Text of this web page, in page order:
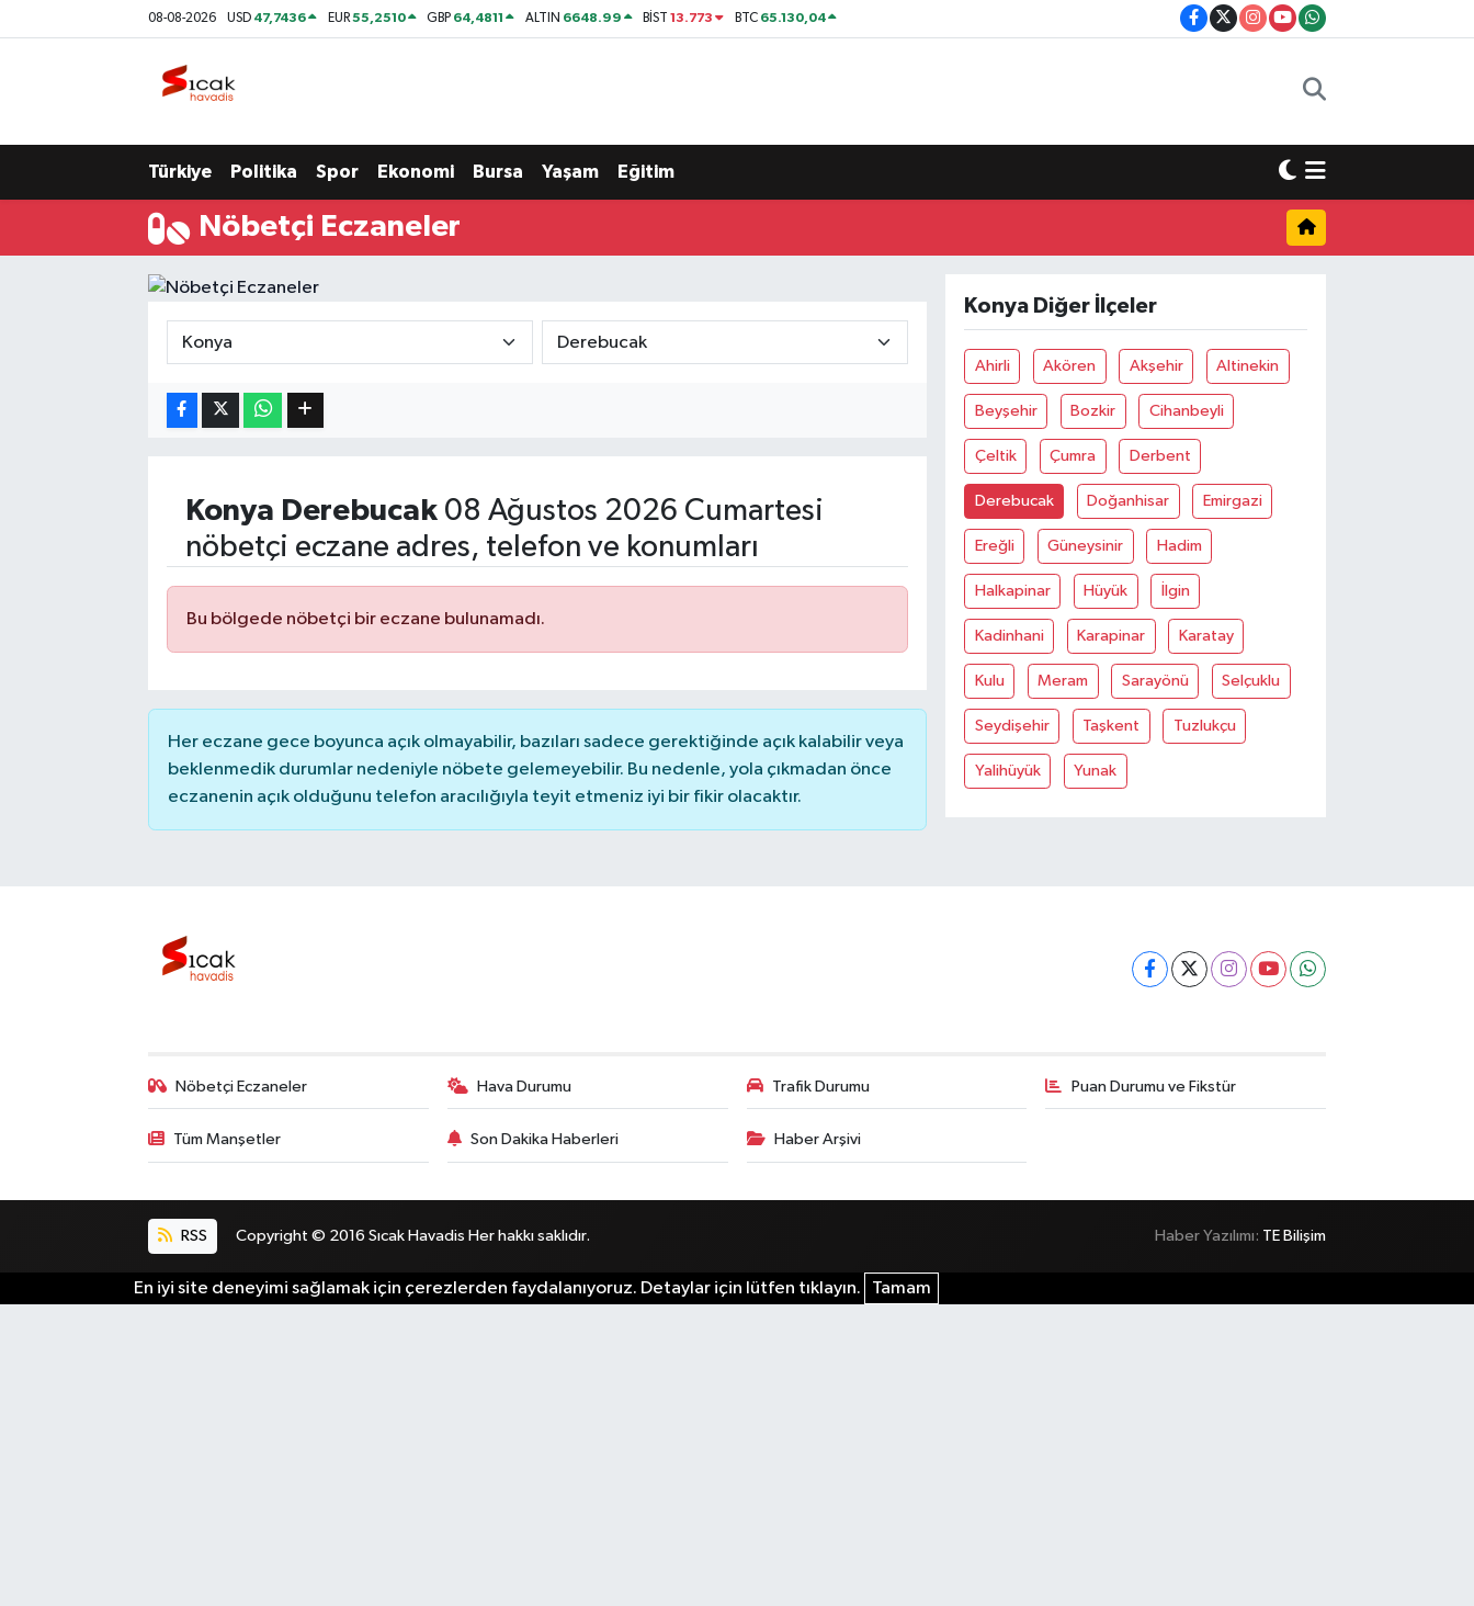
08-08-2026 USD 47,7436 EUR55,2510 GBP 64,4811 ALTIN 6648.99 BİST13.773 BTC 65.130,04
Türkiye Politika Spor Ekonomi Bursa Yaşam Eğitim
Nöbetçi Eczaneler
Konya Derebucak08 Ağustos 2026 Cumartesi
nöbetçi eczane adres, telefon ve konumları
Bu bölgede nöbetçi bir eczane bulunamadı.
Her eczane gece boyunca açık olmayabilir, bazıları sadece gerektiğinde açık kalabilir veya
beklenmedik durumlar nedeniyle nöbete gelemeyebilir. Bu nedenle, yola çıkmadan önce
eczanenin açık olduğunu telefon aracılığıyla teyit etmeniz iyi bir fikir olacaktır.
Konya Diğer İlçeler
Ahirli Akören Akşehir Altinekin
Beyşehir Bozkir Cihanbeyli
Çeltik Çumra Derbent
Derebucak Doğanhisar Emirgazi
Ereğli Güneysinir Hadim
Halkapinar Hüyük İlgin
Kadinhani Karapinar Karatay
Kulu Meram Sarayönü Selçuklu
Seydişehir Taşkent Tuzlukçu
Yalihüyük Yunak
Nöbetçi Eczaneler Hava Durumu Trafik Durumu Puan Durumu ve Fikstür
Tüm Manşetler Son Dakika Haberleri Haber Arşivi
RSS Copyright © 2016 Sıcak Havadis Her hakkı saklıdır. Haber Yazılımı: TE Bilişim
En iyi site deneyimi sağlamak için çerezlerden faydalanıyoruz. Detaylar için lütfen tıklayın. Tamam
Nöbetçi Eczaneler
Süper Lig Puan Durumu ve Fikstür
Son Dakika Haberleri